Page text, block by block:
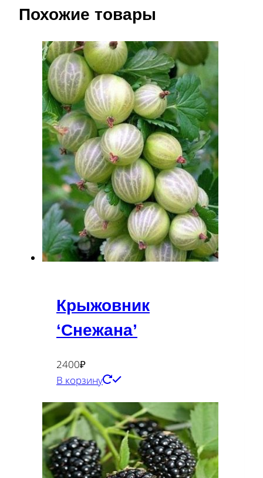
Похожие товары
Крыжовник
‘Снежана’
2400₽
В корзину